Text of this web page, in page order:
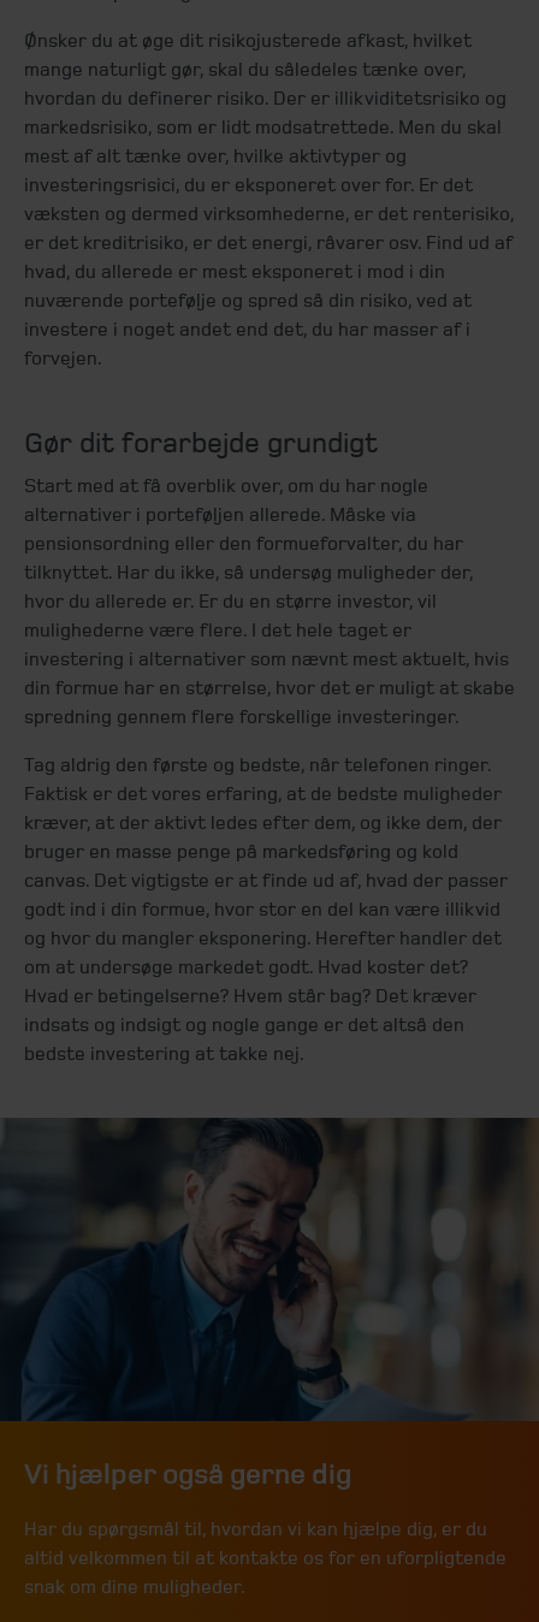
Ønsker du at øge dit risikojusterede afkast, hvilket
mange naturligt gør, skal du såledeles tænke over,
hvordan du definerer risiko. Der er illikviditetsrisiko og
markedsrisiko, som er lidt modsatrettede. Men du skal
mest af alt tænke over, hvilke aktivtyper og
investeringsrisici, du er eksponeret over for. Er det
væksten og dermed virksomhederne, er det renterisiko,
er det kreditrisiko, er det energi, råvarer osv. Find ud af
hvad, du allerede er mest eksponeret i mod i din
nuværende portefølje og spred så din risiko, ved at
investere i noget andet end det, du har masser af i
forvejen.
Gør dit forarbejde grundigt
Start med at få overblik over, om du har nogle
alternativer i porteføljen allerede. Måske via
pensionsordning eller den formueforvalter, du har
tilknyttet. Har du ikke, så undersøg muligheder der,
hvor du allerede er. Er du en større investor, vil
mulighederne være flere. I det hele taget er
investering i alternativer som nævnt mest aktuelt, hvis
din formue har en størrelse, hvor det er muligt at skabe
spredning gennem flere forskellige investeringer.
Tag aldrig den første og bedste, når telefonen ringer.
Faktisk er det vores erfaring, at de bedste muligheder
kræver, at der aktivt ledes efter dem, og ikke dem, der
bruger en masse penge på markedsføring og kold
canvas. Det vigtigste er at finde ud af, hvad der passer
godt ind i din formue, hvor stor en del kan være illikvid
og hvor du mangler eksponering. Herefter handler det
om at undersøge markedet godt. Hvad koster det?
Hvad er betingelserne? Hvem står bag? Det kræver
indsats og indsigt og nogle gange er det altså den
bedste investering at takke nej.
Vi hjælper også gerne dig
Har du spørgsmål til, hvordan vi kan hjælpe dig, er du
altid velkommen til at kontakte os for en uforpligtende
snak om dine muligheder.